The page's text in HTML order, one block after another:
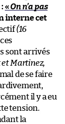
«On n’a pas
interne cet
(16
sont arrivés
Martinez,
de se faire
il y a eu
tension.
la